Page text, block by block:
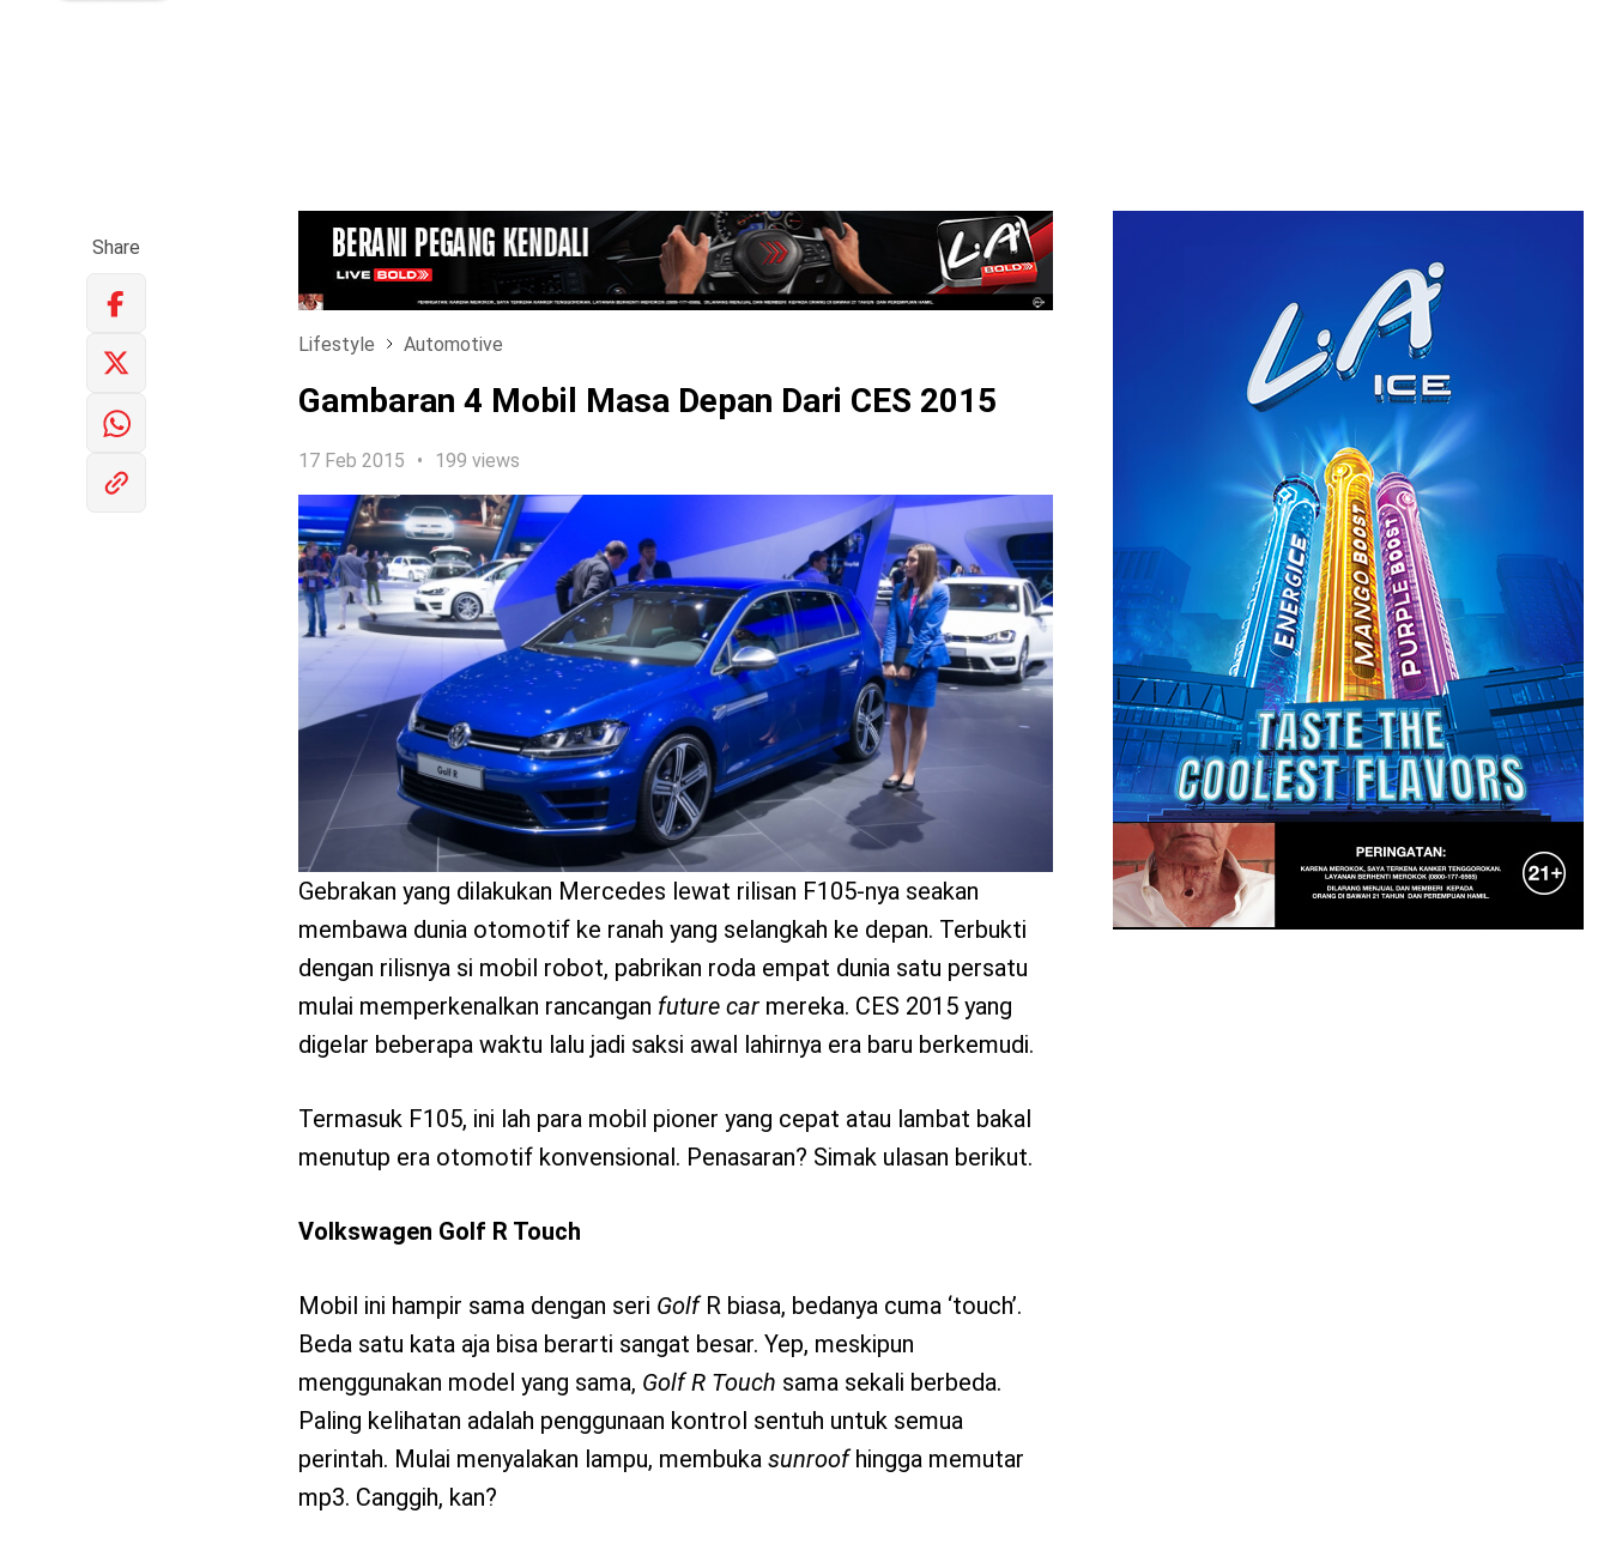
benefit
menarik
LOGIN
Share
Lifestyle Automotive
Gambaran 4 Mobil Masa Depan Dari CES 2015
17 Feb 2015 199 views
Gebrakan yang dilakukan Mercedes lewat rilisan F105-nya seakan
membawa dunia otomotif ke ranah yang selangkah ke depan. Terbukti
dengan rilisnya si mobil robot, pabrikan roda empat dunia satu persatu
mulai memperkenalkan rancangan future carmereka. CES 2015 yang
digelar beberapa waktu lalu jadi saksi awal lahirnya era baru berkemudi.
Termasuk F105, ini lah para mobil pioner yang cepat atau lambat bakal
menutup era otomotif konvensional. Penasaran? Simak ulasan berikut.
Volkswagen Golf R Touch
Mobil ini hampir sama dengan seri GolfR biasa, bedanya cuma ‘touch’.
Beda satu kata aja bisa berarti sangat besar. Yep, meskipun
menggunakan model yang sama, Golf R Touch sama sekali berbeda.
Paling kelihatan adalah penggunaan kontrol sentuh untuk semua
perintah. Mulai menyalakan lampu, membuka sunroofhingga memutar
mp3. Canggih, kan?